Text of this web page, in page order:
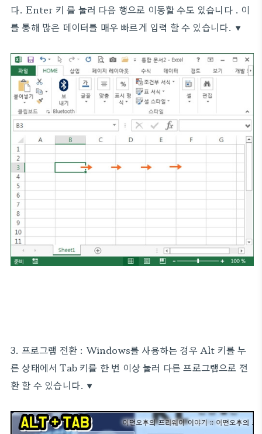
다. Enter 키 를 눌러 다음 행으로 이동할 수도 있습니다 . 이
를 통해 많은 데이터를 매우 빠르게 입력 할 수 있습니다. ▼
3. 프로그램 전환 : Windows를 사용하는 경우 Alt 키를 누
른 상태에서 Tab 키를 한 번 이상 눌러 다른 프로그램으로 전
환 할 수 있습니다. ▼